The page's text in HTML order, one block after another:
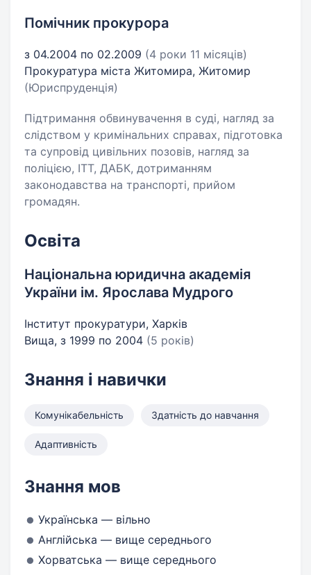
Помічник прокурора
з 04.2004 по 02.2009 (4 роки 11 місяців)
Прокуратура міста Житомира, Житомир
(Юриспруденція)
Підтримання обвинувачення в суді, нагляд за
слідством у кримінальних справах, підготовка
та супровід цивільних позовів, нагляд за
поліцією, ІТТ, ДАБК, дотриманням
законодавства на транспорті, прийом
громадян.
Освіта
Національна юридична академія
України ім. Ярослава Мудрого
Інститут прокуратури, Харків
Вища, з 1999 по 2004 (5 років)
Знання і навички
Комунікабельність Здатність до навчання
Адаптивність
Знання мов
Українська — вільно
Англійська — вище середнього
Хорватська — вище середнього